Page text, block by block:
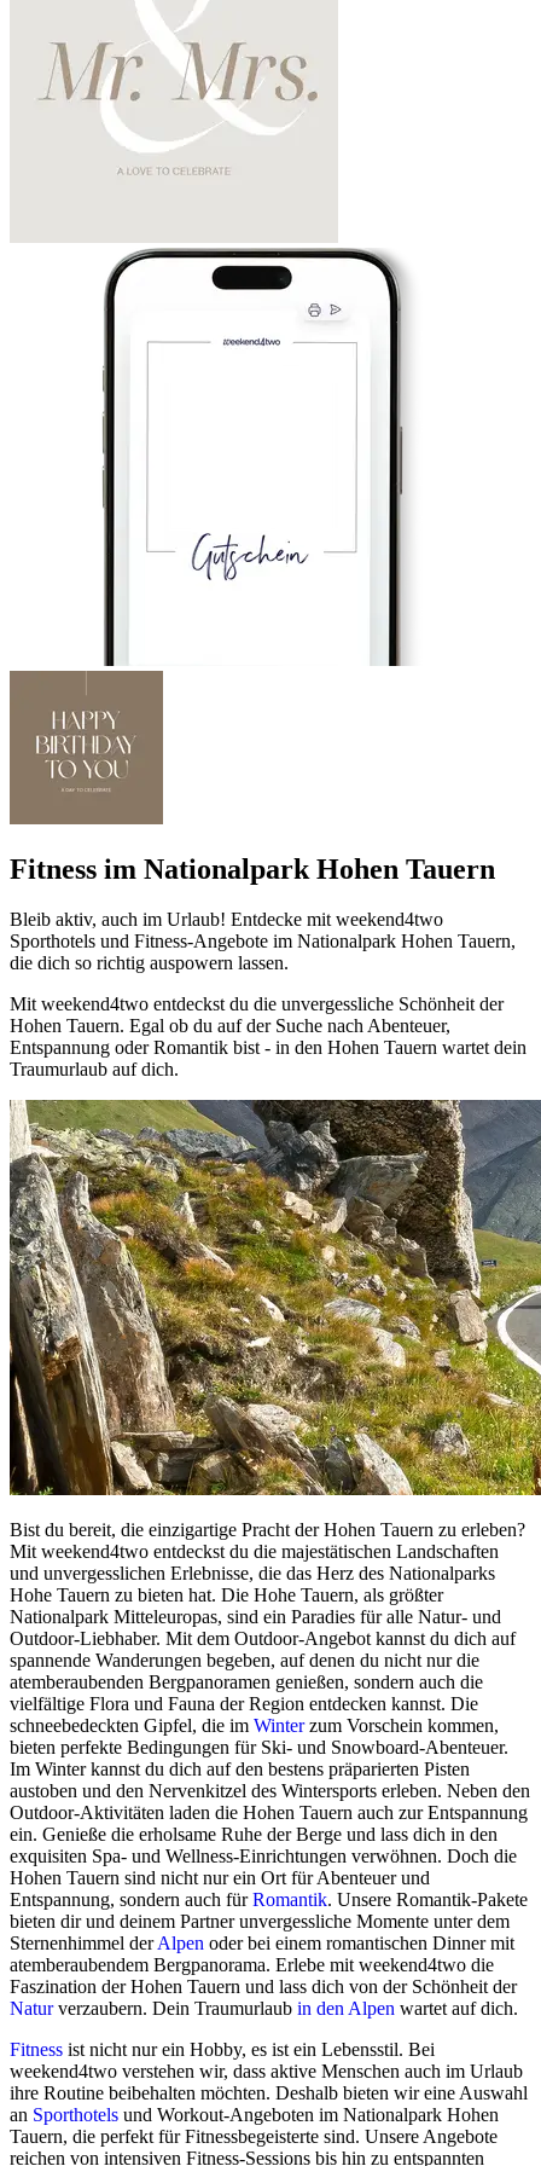
Fitness im Nationalpark Hohen Tauern
Bleib aktiv, auch im Urlaub! Entdecke mit weekend4two
Sporthotels und Fitness-Angebote im Nationalpark Hohen Tauern,
die dich so richtig auspowern lassen.
Mit weekend4two entdeckst du die unvergessliche Schönheit der
Hohen Tauern. Egal ob du auf der Suche nach Abenteuer,
Entspannung oder Romantik bist - in den Hohen Tauern wartet dein
Traumurlaub auf dich.
Bist du bereit, die einzigartige Pracht der Hohen Tauern zu erleben?
Mit weekend4two entdeckst du die majestätischen Landschaften
und unvergesslichen Erlebnisse, die das Herz des Nationalparks
Hohe Tauern zu bieten hat. Die Hohe Tauern, als größter
Nationalpark Mitteleuropas, sind ein Paradies für alle Natur- und
Outdoor-Liebhaber. Mit dem Outdoor-Angebot kannst du dich auf
spannende Wanderungen begeben, auf denen du nicht nur die
atemberaubenden Bergpanoramen genießen, sondern auch die
vielfältige Flora und Fauna der Region entdecken kannst. Die
schneebedeckten Gipfel, die im Winterzum Vorschein kommen,
bieten perfekte Bedingungen für Ski- und Snowboard-Abenteuer.
Im Winter kannst du dich auf den bestens präparierten Pisten
austoben und den Nervenkitzel des Wintersports erleben. Neben den
Outdoor-Aktivitäten laden die Hohen Tauern auch zur Entspannung
ein. Genieße die erholsame Ruhe der Berge und lass dich in den
exquisiten Spa- und Wellness-Einrichtungen verwöhnen. Doch die
Hohen Tauern sind nicht nur ein Ort für Abenteuer und
Entspannung, sondern auch fürRomantik. Unsere Romantik-Pakete
bieten dir und deinem Partner unvergessliche Momente unter dem
Sternenhimmel derAlpen oder bei einem romantischen Dinner mit
atemberaubendem Bergpanorama. Erlebe mit weekend4two die
Faszination der Hohen Tauern und lass dich von der Schönheit der
Naturverzaubern. Dein Traumurlaub in den Alpen wartet auf dich.
Fitness ist nicht nur ein Hobby, es ist ein Lebensstil. Bei
weekend4two verstehen wir, dass aktive Menschen auch im Urlaub
ihre Routine beibehalten möchten. Deshalb bieten wir eine Auswahl
an Sporthotels und Workout-Angeboten im Nationalpark Hohen
Tauern, die perfekt für Fitnessbegeisterte sind. Unsere Angebote
reichen von intensiven Fitness-Sessions bis hin zu entspannten